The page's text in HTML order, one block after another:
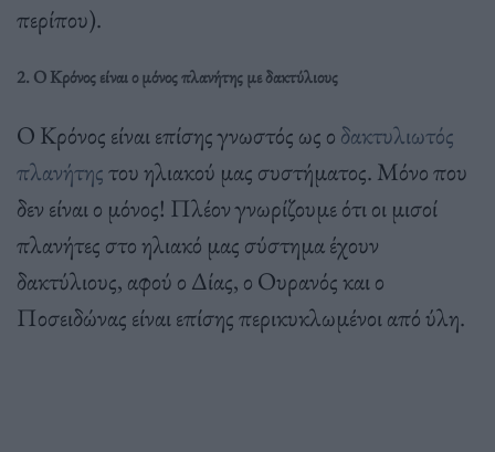
περίπου).
2. Ο Κρόνος είναι ο μόνος πλανήτης με δακτύλιους
Ο Κρόνος είναι επίσης γνωστός ως ο δακτυλιωτός
πλανήτηςτου ηλιακού μας συστήματος. Μόνο που
δεν είναι ο μόνος! Πλέον γνωρίζουμε ότι οι μισοί
πλανήτες στο ηλιακό μας σύστημα έχουν
δακτύλιους, αφού ο Δίας, ο Ουρανός και ο
Ποσειδώνας είναι επίσης περικυκλωμένοι από ύλη.